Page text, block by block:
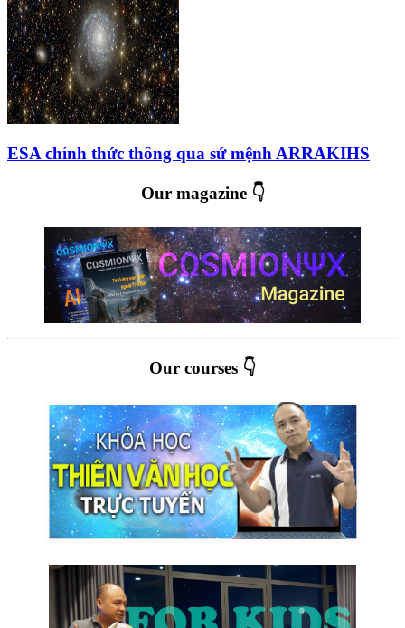
ESA chính thức thông qua sứ mệnh ARRAKIHS
Our magazine 👇
Our courses 👇